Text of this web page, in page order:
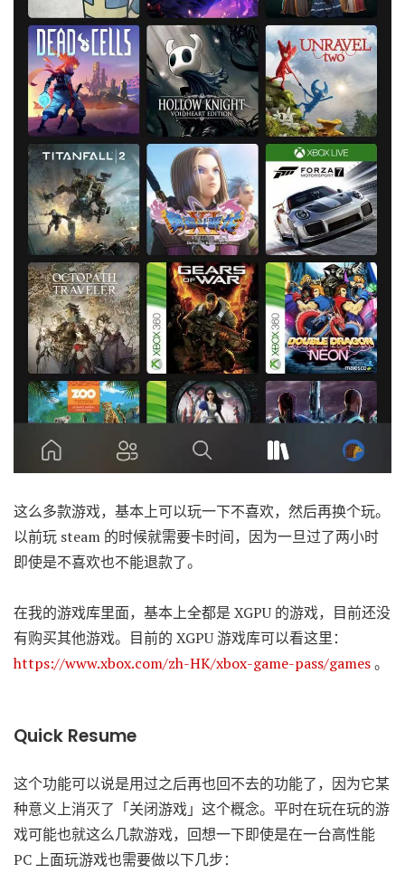
这么多款游戏，基本上可以玩一下不喜欢，然后再换个玩。
以前玩 steam 的时候就需要卡时间，因为一旦过了两小时
即使是不喜欢也不能退款了。
在我的游戏库里面，基本上全都是 XGPU 的游戏，目前还没
有购买其他游戏。目前的 XGPU 游戏库可以看这里：
https://www.xbox.com/zh-HK/xbox-game-pass/games。
Quick Resume
这个功能可以说是用过之后再也回不去的功能了，因为它某
种意义上消灭了「关闭游戏」这个概念。平时在玩在玩的游
戏可能也就这么几款游戏，回想一下即使是在一台高性能
PC 上面玩游戏也需要做以下几步：